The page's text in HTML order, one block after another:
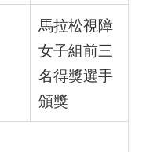
馬拉松視障
女子組前三
名得獎選手
頒獎